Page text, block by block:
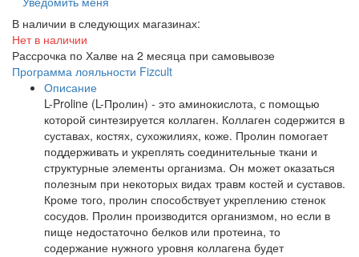
В наличии в следующих магазинах:
Нет в наличии
Рассрочка по Халве на 2 месяца при самовывозе
Программа лояльности Fizcult
Описание
L-Proline (L-Пролин) - это аминокислота, с помощью
которой синтезируется коллаген. Коллаген содержится в
суставах, костях, сухожилиях, коже. Пролин помогает
поддерживать и укреплять соединительные ткани и
структурные элементы организма. Он может оказаться
полезным при некоторых видах травм костей и суставов.
Кроме того, пролин способствует укреплению стенок
сосудов. Пролин производится организмом, но если в
пище недостаточно белков или протеина, то
содержание нужного уровня коллагена будет